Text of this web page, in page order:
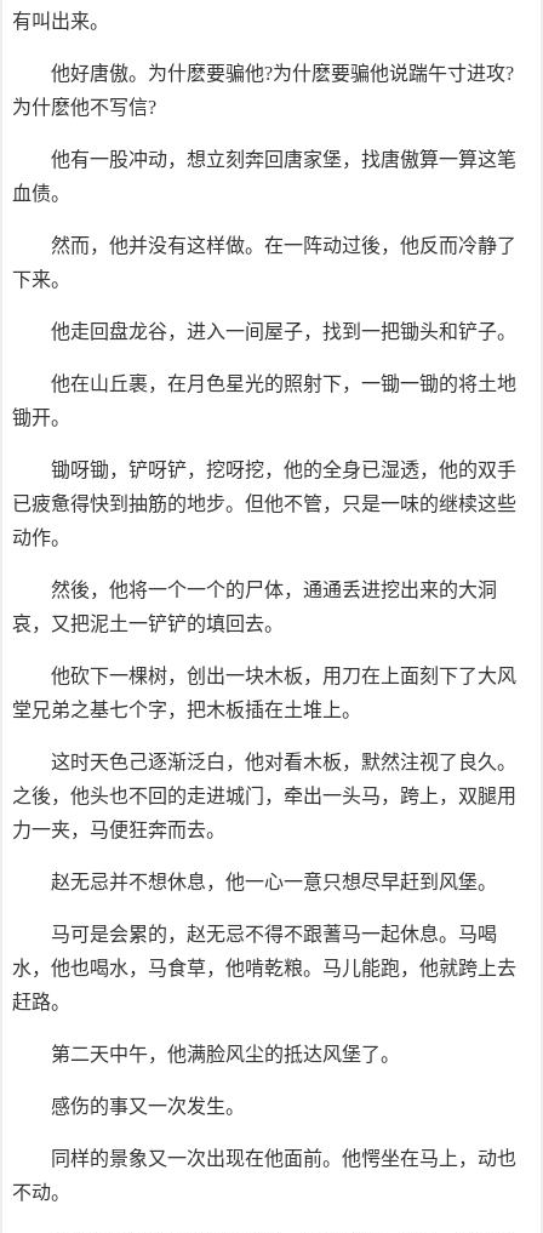
有叫出来。
他好唐傲。为什麽要骗他?为什麽要骗他说踹午寸进攻?
为什麽他不写信?
他有一股冲动，想立刻奔回唐家堡，找唐傲算一算这笔
血债。
然而，他并没有这样做。在一阵动过後，他反而冷静了
下来。
他走回盘龙谷，进入一间屋子，找到一把锄头和铲子。
他在山丘裹，在月色星光的照射下，一锄一锄的将土地
锄开。
锄呀锄，铲呀铲，挖呀挖，他的全身已湿透，他的双手
已疲惫得快到抽筋的地步。但他不管，只是一味的继椟这些
动作。
然後，他将一个一个的尸体，通通丢进挖出来的大洞
哀，又把泥土一铲铲的填回去。
他砍下一棵树，创出一块木板，用刀在上面刻下了大风
堂兄弟之基七个字，把木板插在土堆上。
这时天色己逐渐泛白，他对看木板，默然注视了良久。
之後，他头也不回的走进城门，牵出一头马，跨上，双腿用
力一夹，马便狂奔而去。
赵无忌并不想休息，他一心一意只想尽早赶到风堡。
马可是会累的，赵无忌不得不跟蓍马一起休息。马喝
水，他也喝水，马食草，他啃乾粮。马儿能跑，他就跨上去
赶路。
第二天中午，他满脸风尘的抵达风堡了。
感伤的事又一次发生。
同样的景象又一次出现在他面前。他愕坐在马上，动也
不动。